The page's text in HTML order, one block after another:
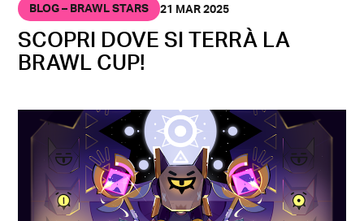
BLOG – BRAWL STARS 21 MAR 2025
SCOPRI DOVE SI TERRÀ LA
BRAWL CUP!